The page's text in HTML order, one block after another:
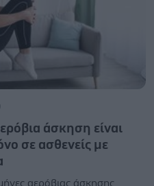
άσκηση είναι
σε ασθενείς με
αερόβιας άσκησης